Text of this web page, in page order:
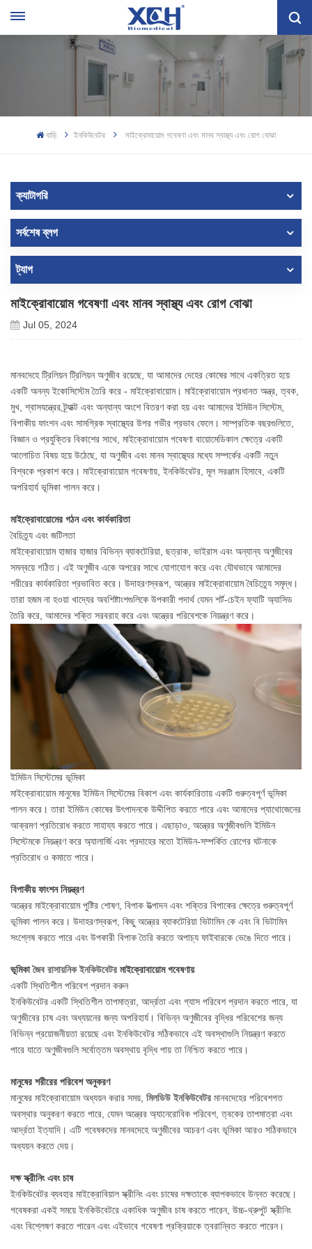
বাড়ি ইনকিউবেটর মাইক্রোবায়োম গবেষণা এবং মানব স্বাস্থ্য এবং রোগ বোঝা
ক্যাটাগরি
সর্বশেষ ব্লগ
ট্যাগ
মাইক্রোবায়োম গবেষণা এবং মানব স্বাস্থ্য এবং রোগ বোঝা
Jul 05, 2024
মানবদেহে ট্রিলিয়ন ট্রিলিয়ন অণুজীব রয়েছে, যা আমাদের দেহের কোষের সাথে একত্রিত হয়ে
একটি অনন্য ইকোসিস্টেম তৈরি করে - মাইক্রোবায়োম। মাইক্রোবায়োম প্রধানত অন্ত্র, ত্বক,
মুখ, শ্বাসযন্ত্রের ট্র্যাক্ট এবং অন্যান্য অংশে বিতরণ করা হয় এবং আমাদের ইমিউন সিস্টেম,
বিপাকীয় ফাংশন এবং সামগ্রিক স্বাস্থ্যের উপর গভীর প্রভাব ফেলে। সাম্প্রতিক বছরগুলিতে,
বিজ্ঞান ও প্রযুক্তির বিকাশের সাথে, মাইক্রোবায়োম গবেষণা বায়োমেডিকাল ক্ষেত্রে একটি
আলোচিত বিষয় হয়ে উঠেছে, যা অণুজীব এবং মানব স্বাস্থ্যের মধ্যে সম্পর্কের একটি নতুন
বিশ্বকে প্রকাশ করে। মাইক্রোবায়োম গবেষণায়, ইনকিউবেটর, মূল সরঞ্জাম হিসাবে, একটি
অপরিহার্য ভূমিকা পালন করে।
মাইক্রোবায়োমের গঠন এবং কার্যকারিতা
বৈচিত্র্য এবং জটিলতা
মাইক্রোবায়োম হাজার হাজার বিভিন্ন ব্যাকটেরিয়া, ছত্রাক, ভাইরাস এবং অন্যান্য অণুজীবের
সমন্বয়ে গঠিত। এই অণুজীব একে অপরের সাথে যোগাযোগ করে এবং যৌথভাবে আমাদের
শরীরের কার্যকারিতা প্রভাবিত করে। উদাহরণস্বরূপ, অন্ত্রের মাইক্রোবায়োম বৈচিত্র্যে সমৃদ্ধ।
তারা হজম না হওয়া খাদ্যের অবশিষ্টাংশগুলিকে উপকারী পদার্থ যেমন শর্ট-চেইন ফ্যাটি অ্যাসিড
তৈরি করে, আমাদের শক্তি সরবরাহ করে এবং অন্ত্রের পরিবেশকে নিয়ন্ত্রণ করে।
ইমিউন সিস্টেমের ভূমিকা
মাইক্রোবায়োম মানুষের ইমিউন সিস্টেমের বিকাশ এবং কার্যকারিতায় একটি গুরুত্বপূর্ণ ভূমিকা
পালন করে। তারা ইমিউন কোষের উৎপাদনকে উদ্দীপিত করতে পারে এবং আমাদের প্যাথোজেনের
আক্রমণ প্রতিরোধ করতে সাহায্য করতে পারে। এছাড়াও, অন্ত্রের অণুজীবগুলি ইমিউন
সিস্টেমকে নিয়ন্ত্রণ করে অ্যালার্জি এবং প্রদাহের মতো ইমিউন-সম্পর্কিত রোগের ঘটনাকে
প্রতিরোধ ও কমাতে পারে।
বিপাকীয় ফাংশন নিয়ন্ত্রণ
অন্ত্রের মাইক্রোবায়োম পুষ্টির শোষণ, বিপাক উত্পাদন এবং শক্তির বিপাকের ক্ষেত্রে গুরুত্বপূর্ণ
ভূমিকা পালন করে। উদাহরণস্বরূপ, কিছু অন্ত্রের ব্যাকটেরিয়া ভিটামিন কে এবং বি ভিটামিন
সংশ্লেষ করতে পারে এবং উপকারী বিপাক তৈরি করতে অপাচ্য ফাইবারকে ভেঙে দিতে পারে।
ভূমিকাজৈব রাসায়নিক ইনকিউবেটর মাইক্রোবায়োম গবেষণায়
একটি স্থিতিশীল পরিবেশ প্রদান করুন
ইনকিউবেটর একটি স্থিতিশীল তাপমাত্রা, আর্দ্রতা এবং গ্যাস পরিবেশ প্রদান করতে পারে, যা
অণুজীবের চাষ এবং অধ্যয়নের জন্য অপরিহার্য। বিভিন্ন অণুজীবের বৃদ্ধির পরিবেশের জন্য
বিভিন্ন প্রয়োজনীয়তা রয়েছে এবং ইনকিউবেটর সঠিকভাবে এই অবস্থাগুলি নিয়ন্ত্রণ করতে
পারে যাতে অণুজীবগুলি সর্বোত্তম অবস্থায় বৃদ্ধি পায় তা নিশ্চিত করতে পারে।
মানুষের শরীরের পরিবেশ অনুকরণ
মানুষের মাইক্রোবায়োম অধ্যয়ন করার সময়, মিলডিউ ইনকিউবেটর মানবদেহের পরিবেশগত
অবস্থার অনুকরণ করতে পারে, যেমন অন্ত্রের অ্যানেরোবিক পরিবেশ, ত্বকের তাপমাত্রা এবং
আর্দ্রতা ইত্যাদি। এটি গবেষকদের মানবদেহে অণুজীবের আচরণ এবং ভূমিকা আরও সঠিকভাবে
অধ্যয়ন করতে দেয়।
দক্ষ স্ক্রীনিং এবং চাষ
ইনকিউবেটর ব্যবহার মাইক্রোবিয়াল স্ক্রীনিং এবং চাষের দক্ষতাকে ব্যাপকভাবে উন্নত করেছে।
গবেষকরা একই সময়ে ইনকিউবেটরে একাধিক অণুজীব চাষ করতে পারেন, উচ্চ-থ্রুপুট স্ক্রীনিং
এবং বিশ্লেষণ করতে পারেন এবং এইভাবে গবেষণা প্রক্রিয়াকে ত্বরান্বিত করতে পারেন।